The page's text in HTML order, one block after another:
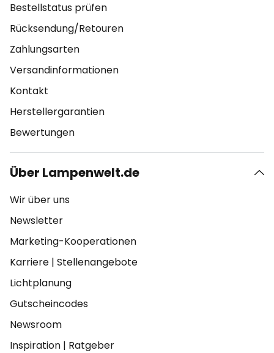
Bestellstatus prüfen
Rücksendung/Retouren
Zahlungsarten
Versandinformationen
Kontakt
Herstellergarantien
Bewertungen
Über Lampenwelt.de
Wir über uns
Newsletter
Marketing-Kooperationen
Karriere | Stellenangebote
Lichtplanung
Gutscheincodes
Newsroom
Inspiration | Ratgeber